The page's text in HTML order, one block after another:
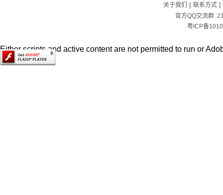
关于我们 | 联系方式|
官方QQ交流群:
粤ICP备
Either scripts and active content are not permitted to run or